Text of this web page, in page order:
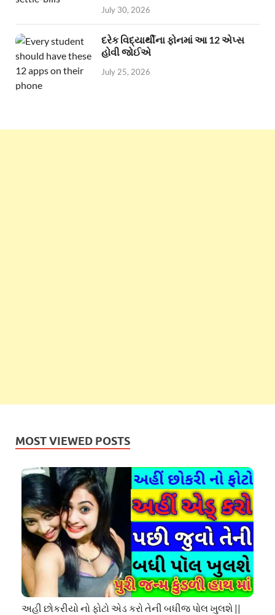
July 30, 2026
દરેક વિદ્યાર્થીના ફોનમાં આ 12 એપ્સ
હોવી જોઈએ
July 25, 2026
MOST VIEWED POSTS
અહી છોકરીયો નો ફોટો એડ કરો તેની બધીજ પોલ ખુલશે ||